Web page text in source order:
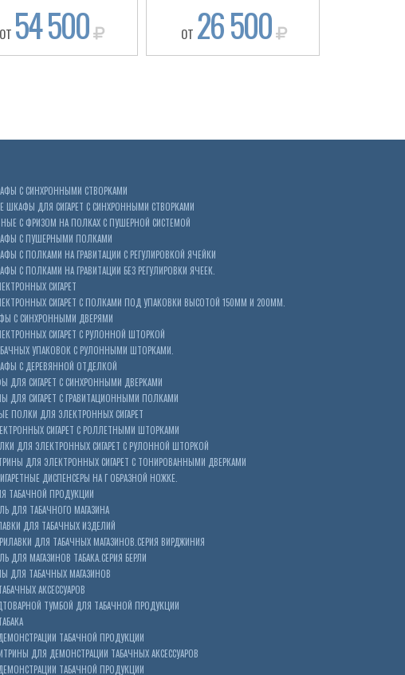
ОТ 54 500 ОТ 26 500
С СИНХРОННЫМИ СТВОРКАМИ
ШКАФЫ ДЛЯ СИГАРЕТ С СИНХРОННЫМИ СТВОРКАМИ
С ФРИЗОМ НА ПОЛКАХ С ПУШЕРНОЙ СИСТЕМОЙ
С ПУШЕРНЫМИ ПОЛКАМИ
С ПОЛКАМИ НА ГРАВИТАЦИИ С РЕГУЛИРОВКОЙ ЯЧЕЙКИ
С ПОЛКАМИ НА ГРАВИТАЦИИ БЕЗ РЕГУЛИРОВКИ ЯЧЕЕК.
СИГАРЕТ
СИГАРЕТ С ПОЛКАМИ ПОД УПАКОВКИ ВЫСОТОЙ 150ММ И 200ММ.
С СИНХРОННЫМИ ДВЕРЯМИ
СИГАРЕТ С РУЛОННОЙ ШТОРКОЙ
УПАКОВОК С РУЛОННЫМИ ШТОРКАМИ.
С ДЕРЕВЯННОЙ ОТДЕЛКОЙ
ДЛЯ СИГАРЕТ С СИНХРОННЫМИ ДВЕРКАМИ
ДЛЯ СИГАРЕТ С ГРАВИТАЦИОННЫМИ ПОЛКАМИ
ПОЛКИ ДЛЯ ЭЛЕКТРОННЫХ СИГАРЕТ
СИГАРЕТ С РОЛЛЕТНЫМИ ШТОРКАМИ
ДЛЯ ЭЛЕКТРОННЫХ СИГАРЕТ С РУЛОННОЙ ШТОРКОЙ
ДЛЯ ЭЛЕКТРОННЫХ СИГАРЕТ С ТОНИРОВАННЫМИ ДВЕРКАМИ
ДИСПЕНСЕРЫ НА Г ОБРАЗНОЙ НОЖКЕ.
ТАБАЧНОЙ ПРОДУКЦИИ
ДЛЯ ТАБАЧНОГО МАГАЗИНА
ДЛЯ ТАБАЧНЫХ ИЗДЕЛИЙ
ДЛЯ ТАБАЧНЫХ МАГАЗИНОВ.СЕРИЯ ВИРДЖИНИЯ
ДЛЯ МАГАЗИНОВ ТАБАКА.СЕРИЯ БЕРЛИ
ДЛЯ ТАБАЧНЫХ МАГАЗИНОВ
АКСЕССУАРОВ
ТУМБОЙ ДЛЯ ТАБАЧНОЙ ПРОДУКЦИИ
ТАБАЧНОЙ ПРОДУКЦИИ
ДЛЯ ДЕМОНСТРАЦИИ ТАБАЧНЫХ АКСЕССУАРОВ
ТАБАЧНОЙ ПРОДУКЦИИ